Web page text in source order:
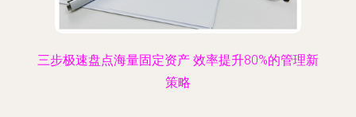
三步极速盘点海量固定资产 效率提升80%的管理新
策略